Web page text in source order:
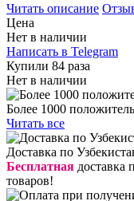
Читать описание
Цена
Нет в наличии
Написать в Telegram
Купили 84 раза
Нет в наличии
Более 1000
Читать все
Доставка по
Бесплатная доставка
товаров!